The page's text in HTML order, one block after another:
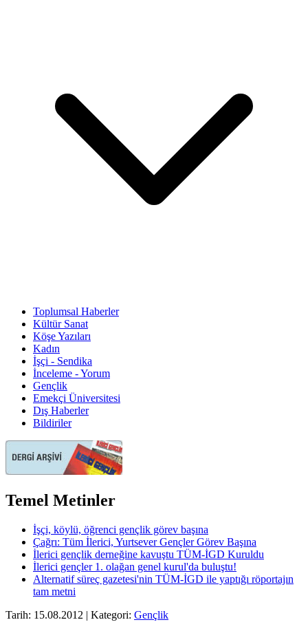
Toplumsal Haberler
Kültür Sanat
Köşe Yazıları
Kadın
İşçi - Sendika
İnceleme - Yorum
Gençlik
Emekçi Üniversitesi
Dış Haberler
Bildiriler
Temel Metinler
İşçi, köylü, öğrenci gençlik görev başına
Çağrı: Tüm İlerici, Yurtsever Gençler Görev Başına
İlerici gençlik derneğine kavuştu TÜM-İGD Kuruldu
İlerici gençler 1. olağan genel kurul'da buluştu!
Alternatif süreç gazetesi'nin TÜM-İGD ile yaptığı röportajın
tam metni
Tarih: 15.08.2012 | Kategori: Gençlik